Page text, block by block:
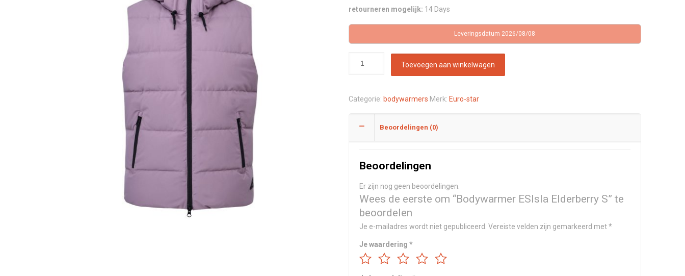
retourneren mogelijk: 14 Days
Leveringsdatum 2026/08/08
Toevoegen aan winkelwagen
Categorie: bodywarmers Merk: Euro-star
Beoordelingen (0)
Beoordelingen
Er zijn nog geen beoordelingen.
Wees de eerste om “Bodywarmer ESIsla Elderberry S” te
beoordelen
Je e-mailadres wordt niet gepubliceerd. Vereiste velden zijn gemarkeerd met*
Je waardering *